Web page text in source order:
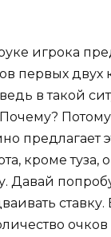
игрока
первых двух
в такой
кроме
Давай